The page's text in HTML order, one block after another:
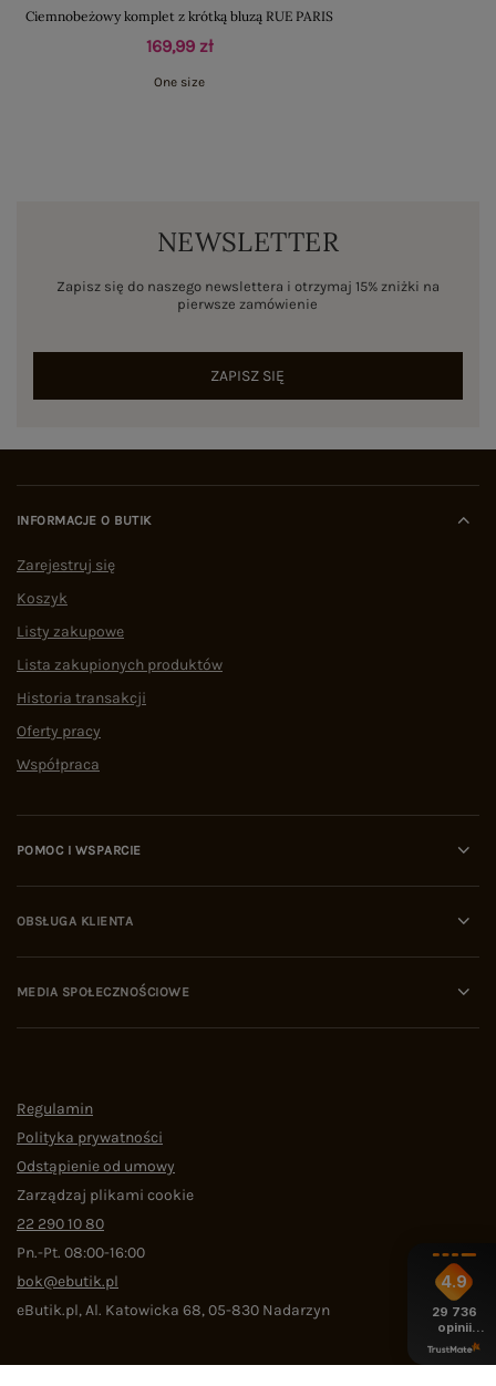
Ciemnobeżowy komplet z krótką bluzą RUE PARIS
169,99 zł
One size
NEWSLETTER
Zapisz się do naszego newslettera i otrzymaj 15% zniżki na
pierwsze zamówienie
ZAPISZ SIĘ
INFORMACJE O BUTIK
Zarejestruj się
Koszyk
Listy zakupowe
Lista zakupionych produktów
Historia transakcji
Oferty pracy
Współpraca
POMOC I WSPARCIE
OBSŁUGA KLIENTA
MEDIA SPOŁECZNOŚCIOWE
Regulamin
Polityka prywatności
Odstąpienie od umowy
Zarządzaj plikami cookie
22 290 10 80
Pn.-Pt. 08:00-16:00
bok@ebutik.pl
eButik.pl,Al. Katowicka 68,05-830 Nadarzyn
4.9
29 736
opinii
z całego